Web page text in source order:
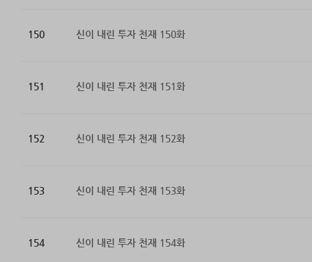
150 신이 내린 투자 천재 150화
151 신이 내린 투자 천재 151화
152 신이 내린 투자 천재 152화
153 신이 내린 투자 천재 153화
154 신이 내린 투자 천재 154화